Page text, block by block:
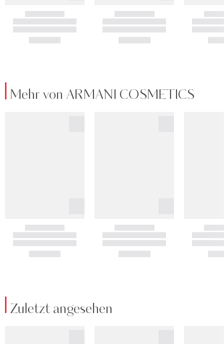
Mehr von ARMANI COSMETICS
Zuletzt angesehen